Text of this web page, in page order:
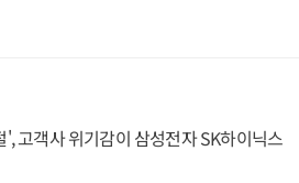
고객사 위기감이 삼성전자 SK하이닉스